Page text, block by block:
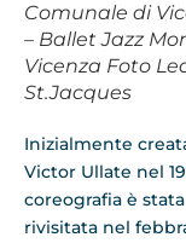
Comunale di
– Ballet Jazz
Vicenza Foto
St.Jacques
Inizialmente
Victor Ullate nel
coreografia è stata
rivisitata nel